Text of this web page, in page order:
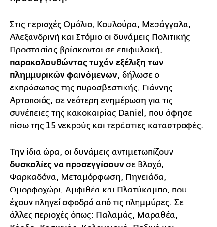
Στις περιοχές Ομόλιο, Κουλούρα, Μεσάγγαλα,
Αλεξανδρινή και Στόμιο οι δυνάμεις Πολιτικής
Προστασίας βρίσκονται σε επιφυλακή,
παρακολουθώντας τυχόν εξέλιξη των
πλημμυρικών φαινόμενων, δήλωσε ο
εκπρόσωπος της πυροσβεστικής, Γιάννης
Αρτοποιός, σε νεότερη ενημέρωση για τις
συνέπειες της κακοκαιρίας Daniel, που άφησε
πίσω της 15 νεκρούς και τεράστιες καταστροφές.
Την ίδια ώρα, οι δυνάμεις αντιμετωπίζουν
δυσκολίες να προσεγγίσουν σε Βλοχό,
Φαρκαδόνα, Μεταμόρφωση, Πηνειάδα,
Ομορφοχώρι, Αμφιθέα και Πλατύκαμπο, που
έχουν πληγεί σφοδρά από τις πλημμύρες. Σε
άλλες περιοχές όπως: Παλαμάς, Μαραθέα,